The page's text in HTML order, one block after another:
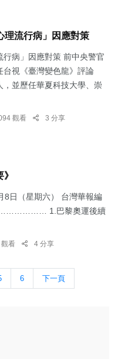
理流行病」因應對策
病」因應對策 前中央警官
視《臺灣變色龍》評論
，並歷任華夏科技大學、崇
觀看 3 分享
8日（星期六） 台灣華報編
1.​巴黎奧運後續
看 4 分享
6 下一頁